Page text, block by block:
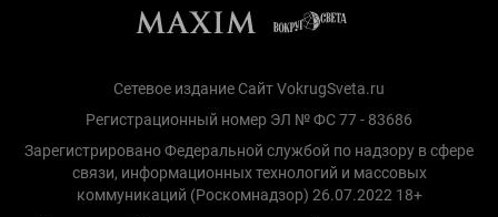
Сетевое издание Сайт VokrugSveta.ru
Регистрационный номер ЭЛ № ФС 77 - 83686
Зарегистрировано Федеральной службой по надзору в сфере
связи, информационных технологий и массовых
коммуникаций (Роскомнадзор) 26.07.2022 18+